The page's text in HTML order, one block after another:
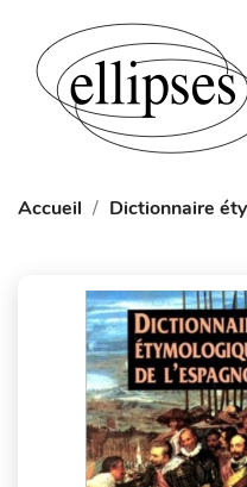
Accueil Dictionnaire